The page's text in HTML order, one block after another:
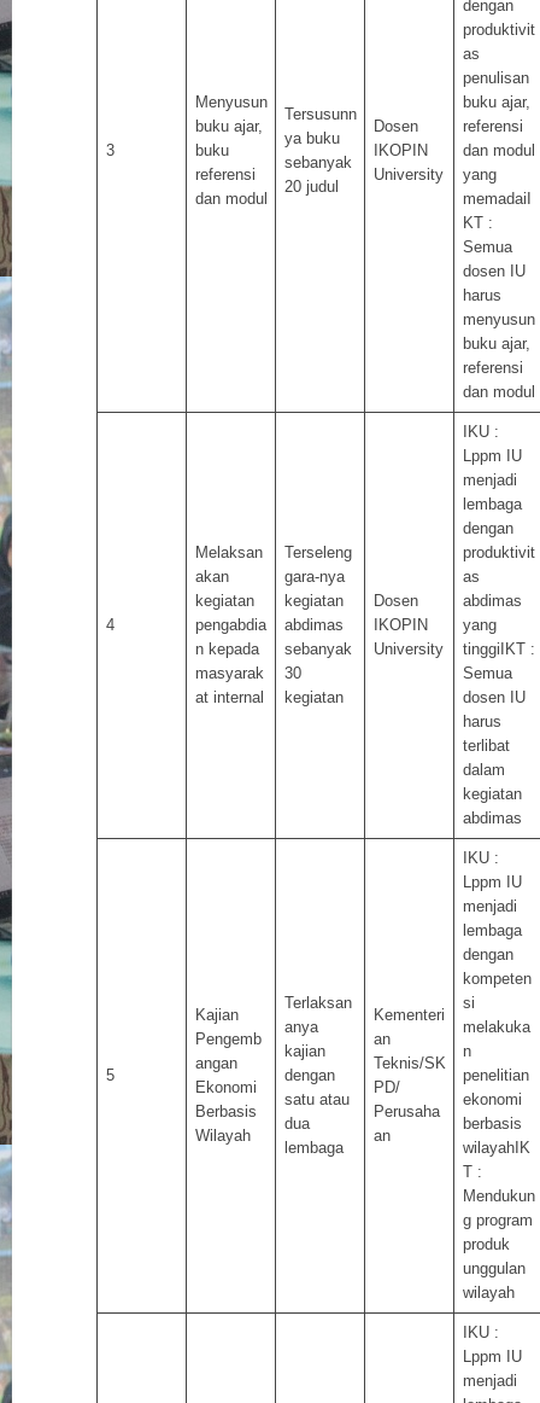
3
Menyusun
buku ajar,
buku
referensi
dan modul
Tersusunn
ya buku
sebanyak
20 judul
Dosen
IKOPIN
University
dengan
produktivit
as
penulisan
buku ajar,
referensi
dan modul
yang
memadaiI
KT :
Semua
dosen IU
harus
menyusun
buku ajar,
referensi
dan modul
4
Melaksan
akan
kegiatan
pengabdia
n kepada
masyarak
at internal
Terseleng
gara-nya
kegiatan
abdimas
sebanyak
30
kegiatan
Dosen
IKOPIN
University
IKU :
Lppm IU
menjadi
lembaga
dengan
produktivit
as
abdimas
yang
tinggiIKT :
Semua
dosen IU
harus
terlibat
dalam
kegiatan
abdimas
5
Kajian
Pengemb
angan
Ekonomi
Berbasis
Wilayah
Terlaksan
anya
kajian
dengan
satu atau
dua
lembaga
Kementeri
an
Teknis/SK
PD/
Perusaha
an
IKU :
Lppm IU
menjadi
lembaga
dengan
kompeten
si
melakuka
n
penelitian
ekonomi
berbasis
wilayahIK
T :
Mendukun
g program
produk
unggulan
wilayah
IKU :
Lppm IU
menjadi